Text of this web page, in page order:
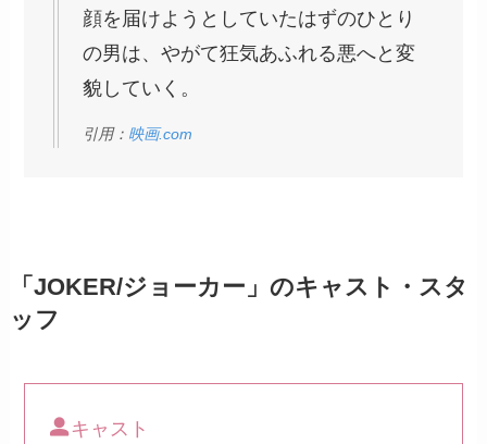
顔を届けようとしていたはずのひとり
の男は、やがて狂気あふれる悪へと変
貌していく。
引用： 映画.com
「JOKER/ジョーカー」のキャスト・スタ
ッフ
キャスト